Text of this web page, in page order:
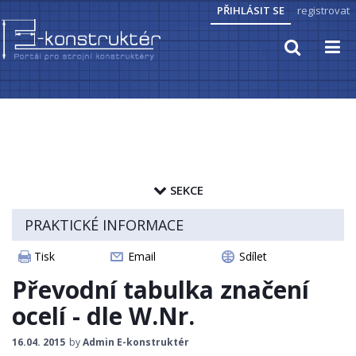
PŘIHLÁSIT SE registrovat
PŘEVODY JEDNOTEK
ČLÁNKY
CAD MODELY
STROJNICKÉ TABULKY
SEKCE
ZNAČENÍ HUTNÍCH MATERIÁLŮ
VLASTNOSTI LÁTEK A MATERIÁLŮ
KRYTÍ IP
PRAKTICKÉ INFORMACE
Tisk Email Sdílet
Převodní tabulka značení
ocelí - dle W.Nr.
16.04. 2015 byAdmin E-konstruktér